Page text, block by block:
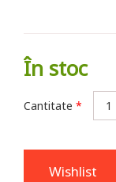
În stoc
Cantitate *
Wishlist